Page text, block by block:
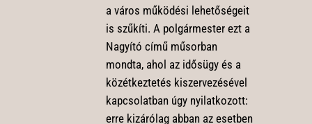
a város működési lehetőségeit
is szűkíti. A polgármester ezt a
Nagyító című műsorban
mondta, ahol az idősügy és a
közétkeztetés kiszervezésével
kapcsolatban úgy nyilatkozott:
erre kizárólag abban az esetben